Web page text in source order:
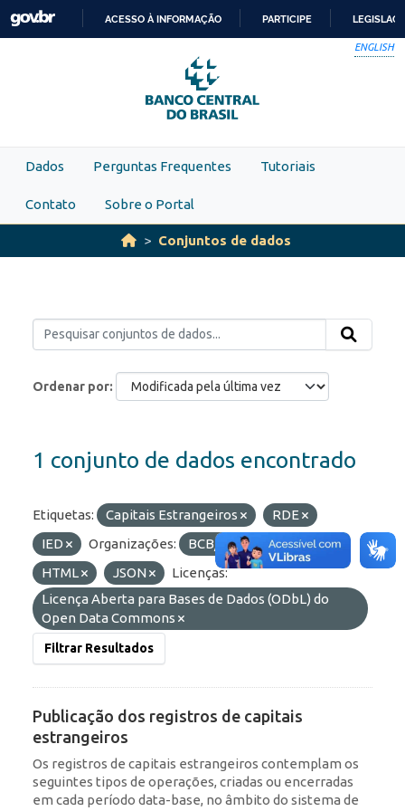
Skip to main content
PARA
O
CONTEÚDO
ACESSO À INFORMAÇÃO PARTICIPE
ENGLISH
Dados Perguntas Frequentes Tutoriais
Contato Sobre o Portal
Conjuntos de dados
Ordenar por
1 conjunto de dados encontrado
Etiquetas: Capitais Estrangeiros
RDE
IED
Organizações: BCB/Dstat
Formatos:
HTML
JSON
Licenças:
Licença Aberta para Bases de Dados (ODbL) do
Open Data Commons
Filtrar Resultados
Publicação dos registros de capitais
estrangeiros
Os registros de capitais estrangeiros contemplam os
seguintes tipos de operações, criadas ou encerradas
em cada período data-base, no âmbito do sistema de